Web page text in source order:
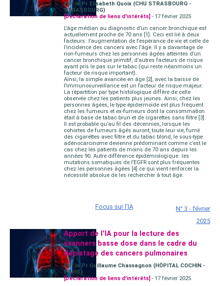
Par le Pr Elisabeth Quoix (CHU STRASBOURG -
STRASBOURG)
[Déclaration de liens d'intérêts]- 17 février 2025
L’âge médian au diagnostic d’un cancer bronchique est
actuellement proche de 70 ans [1]. Ceci est lié à deux
facteurs : l’augmentation de l’espérance de vie et celle de
l’incidence des cancers avec l’âge. Il y a davantage de
non-fumeurs chez les personnes âgées atteintes d’un
cancer bronchique primitif, d’autres facteurs de risque
ayant pris le pas sur le tabac (qui reste néanmoins un
facteur de risque important).
Ainsi, la simple avancée en âge [2], avec la baisse de
l’immunosurveillance est un facteur de risque majeur.
La répartition par type histologique diffère de celle
observée chez les patients plus jeunes. Ainsi, chez les
personnes âgées, le type épidermoïde est plus fréquent
chez les fumeurs et ex-fumeurs dont la consommation
était à base de tabac brun et de cigarettes sans filtre [3].
Il est probable qu’au fil des décennies, lorsque les
cohortes de fumeurs âgés auront, toute leur vie, fumé
des cigarettes avec filtre et du tabac blond, le sous-type
adénocarcinome devienne prédominant comme c’est le
cas chez les patients de moins de 70 ans depuis les
années 90. Autre différence épidémiologique : les
mutations somatiques de l’EGFR sont plus fréquentes
chez les personnes âgées [4] ce qui vient renforcer la
nécessité absolue de les rechercher à tout âge.
Focus sur l'IA
N° 3 - février
2025
Apport de l'IA pour la lecture des
scanners basse dose dans le cadre du
dépistage des cancers pulmonaires
Par le Pr Guillaume Chassagnon (HÔPITAL COCHIN -
PARIS)
[Déclaration de liens d'intérêts]- 17 février 2025